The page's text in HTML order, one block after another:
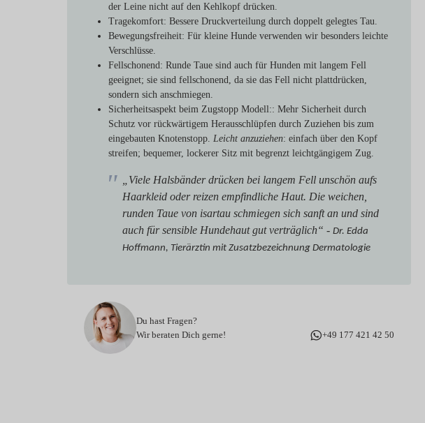
der Leine nicht auf den Kehlkopf drücken.
Tragekomfort: Bessere Druckverteilung durch doppelt gelegtes Tau.
Bewegungsfreiheit: Für kleine Hunde verwenden wir besonders leichte
Verschlüsse.
Fellschonend: Runde Taue sind auch für Hunden mit langem Fell
geeignet; sie sind fellschonend, da sie das Fell nicht plattdrücken,
sondern sich anschmiegen.
Sicherheitsaspekt beim Zugstopp Modell:: Mehr Sicherheit durch
Schutz vor rückwärtigem Herausschlüpfen durch Zuziehen bis zum
eingebauten Knotenstopp. Leicht anzuziehen: einfach über den Kopf
streifen; bequemer, lockerer Sitz mit begrenzt leichtgängigem Zug.
„Viele Halsbänder drücken bei langem Fell unschön aufs
Haarkleid oder reizen empfindliche Haut. Die weichen,
runden Taue von isartau schmiegen sich sanft an und sind
auch für sensible Hundehaut gut verträglich“ - Dr. Edda
Hoffmann, Tierärztin mit Zusatzbezeichnung Dermatologie
Du hast Fragen?
Wir beraten Dich gerne!
+49 177 421 42 50